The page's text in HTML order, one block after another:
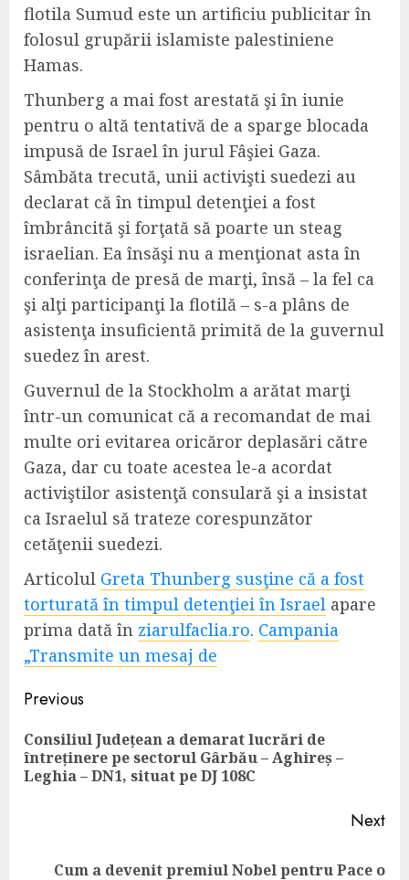
flotila Sumud este un artificiu publicitar în
folosul grupării islamiste palestiniene
Hamas.
Thunberg a mai fost arestată şi în iunie
pentru o altă tentativă de a sparge blocada
impusă de Israel în jurul Fâşiei Gaza.
Sâmbăta trecută, unii activişti suedezi au
declarat că în timpul detenţiei a fost
îmbrâncită şi forţată să poarte un steag
israelian. Ea însăşi nu a menţionat asta în
conferinţa de presă de marţi, însă – la fel ca
şi alţi participanţi la flotilă – s-a plâns de
asistenţa insuficientă primită de la guvernul
suedez în arest.
Guvernul de la Stockholm a arătat marţi
într-un comunicat că a recomandat de mai
multe ori evitarea oricăror deplasări către
Gaza, dar cu toate acestea le-a acordat
activiştilor asistenţă consulară şi a insistat
ca Israelul să trateze corespunzător
cetăţenii suedezi.
Articolul Greta Thunberg susţine că a fost
torturată în timpul detenţiei în Israel apare
prima dată în ziarulfaclia.ro. Campania
„Transmite un mesaj de
Continue
Reading
Previous
Consiliul Județean a demarat lucrări de
întreținere pe sectorul Gârbău – Aghireș –
Leghia – DN1, situat pe DJ 108C
Next
NextCum a devenit premiul Nobel pentru Pace o